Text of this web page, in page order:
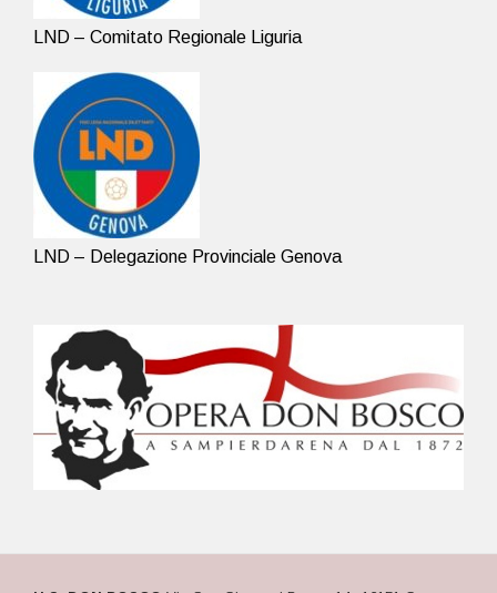
LND – Comitato Regionale Liguria
LND – Delegazione Provinciale Genova